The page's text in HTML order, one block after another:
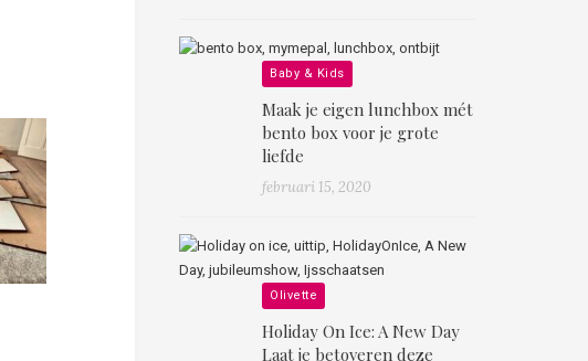
Baby & Kids
Maak je eigen lunchbox mét
bento box voor je grote
liefde
februari 15, 2020
Olivette
Holiday On Ice: A New Day
Laat je betoveren deze